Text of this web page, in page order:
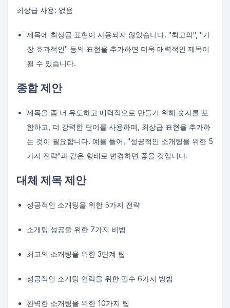
최상급 사용: 없음
제목에 최상급 표현이 사용되지 않았습니다. "최고의", "가
장 효과적인" 등의 표현을 추가하면 더욱 매력적인 제목이
될 수 있습니다.
종합 제안
제목을 좀 더 유도하고 매력적으로 만들기 위해 숫자를 포
함하고, 더 강력한 단어를 사용하며, 최상급 표현을 추가하
는 것이 필요합니다. 예를 들어, "성공적인 소개팅을 위한 5
가지 전략"과 같은 형태로 변경하면 좋을 것입니다.
대체 제목 제안
성공적인 소개팅을 위한 5가지 전략
소개팅 성공을 위한 7가지 비법
최고의 소개팅을 위한 3단계 팁
성공적인 소개팅 연락을 위한 필수 6가지 방법
완벽한 소개팅을 위한 10가지 팁